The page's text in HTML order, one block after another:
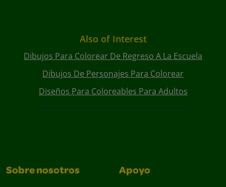
Also of Interest
Dibujos Para Colorear De Regreso A La Escuela
Dibujos De Personajes Para Colorear
Diseños Para Coloreables Para Adultos
Sobre nosotros Apoyo